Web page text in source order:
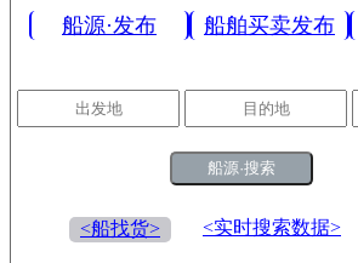
船源·发布 船舶买卖发布
船源·搜索
<船找货> <实时搜索数据>